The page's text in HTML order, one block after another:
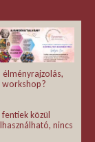
workshop?
fentiek közül
nincs